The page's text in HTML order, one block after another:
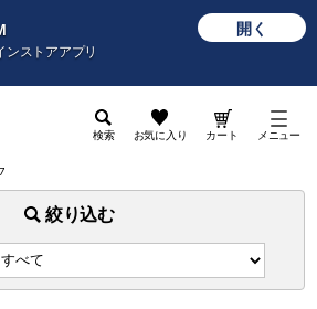
ンストアアプリ
開く
検索 お気に入り カート メニュー
絞り込む